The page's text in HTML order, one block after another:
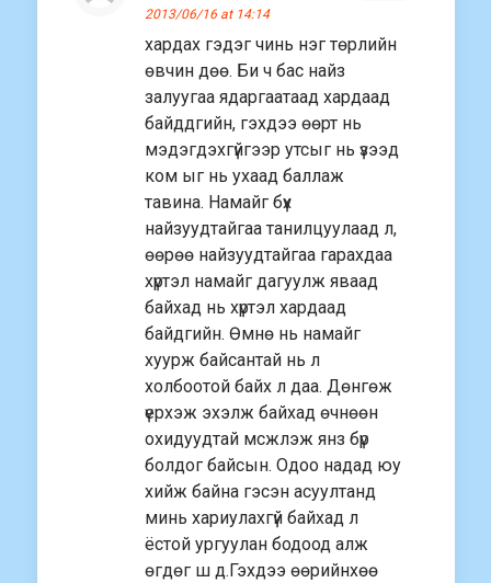
2013/06/16 at 14:14
хардах гэдэг чинь нэг төрлийн
өвчин дөө. Би ч бас найз
залуугаа ядаргаатаад хардаад
байддгийн, гэхдээ өөрт нь
мэдэгдэхгүйгээр утсыг нь үзээд
ком ыг нь ухаад баллаж
тавина. Намайг бүх
найзуудтайгаа танилцуулаад л,
өөрөө найзуудтайгаа гарахдаа
хүртэл намайг дагуулж яваад
байхад нь хүртэл хардаад
байдгийн. Өмнө нь намайг
хуурж байсантай нь л
холбоотой байх л даа. Дөнгөж
үерхэж эхэлж байхад өчнөөн
охидуудтай мсжлэж янз бүр
болдог байсын. Одоо надад юу
хийж байна гэсэн асуултанд
минь хариулахгүй байхад л
ёстой ургуулан бодоод алж
өгдөг ш д.Гэхдээ өөрийнхөө